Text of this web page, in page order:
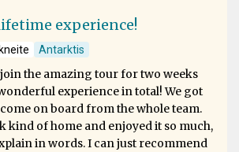
experience!
Antarktis
the amazing tour for two weeks
experience in total! We got
on board from the whole team.
kind of home and enjoyed it so much,
in words. I can just recommend